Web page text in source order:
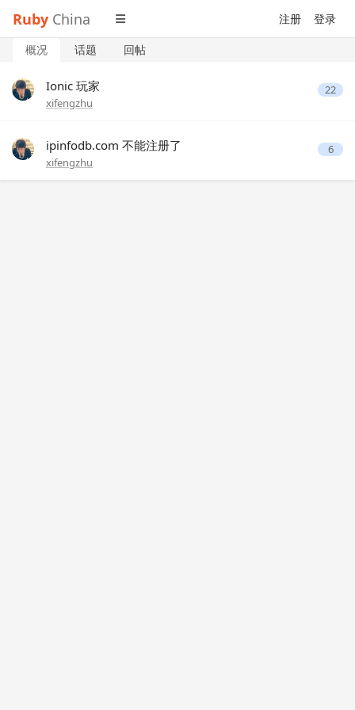
Ruby China 注册 登录
概况 话题 回帖
Ionic 玩家
xifengzhu
22
ipinfodb.com 不能注册了
xifengzhu
6